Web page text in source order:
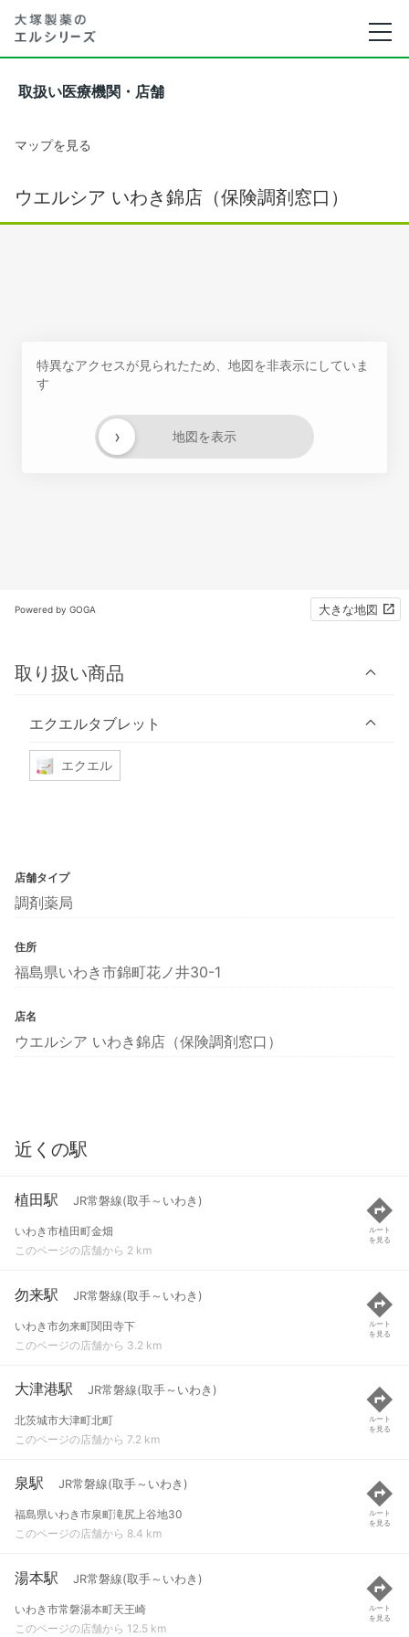
取扱い医療機関・店舗
マップを見る
ウエルシア いわき錦店（保険調剤窓口）
特異なアクセスが見られたため、地図を非表示にしていま
す
地図を表示
›
Powered by GOGA 大きな地図
取り扱い商品
エクエルタブレット
エクエル
店舗タイプ
調剤薬局
住所
福島県いわき市錦町花ノ井30-1
店名
ウエルシア いわき錦店（保険調剤窓口）
近くの駅
植田駅 JR常磐線(取手～いわき)
いわき市植田町金畑
このページの店舗から 2 km
ルート
を見る
勿来駅 JR常磐線(取手～いわき)
いわき市勿来町関田寺下
このページの店舗から 3.2 km
ルート
を見る
大津港駅 JR常磐線(取手～いわき)
北茨城市大津町北町
このページの店舗から 7.2 km
ルート
を見る
泉駅 JR常磐線(取手～いわき)
福島県いわき市泉町滝尻上谷地30
このページの店舗から 8.4 km
ルート
を見る
湯本駅 JR常磐線(取手～いわき)
いわき市常磐湯本町天王崎
このページの店舗から 12.5 km
ルート
を見る